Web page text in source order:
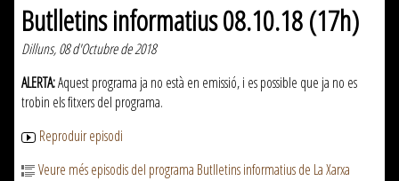
Butlletins informatius 08.10.18 (17h)
Dilluns, 08 d'Octubre de 2018
ALERTA:Aquest programa ja no està en emissió, i es possible que ja no es
trobin els fitxers del programa.
Reproduir episodi
Veure més episodis del programa Butlletins informatius de La Xarxa